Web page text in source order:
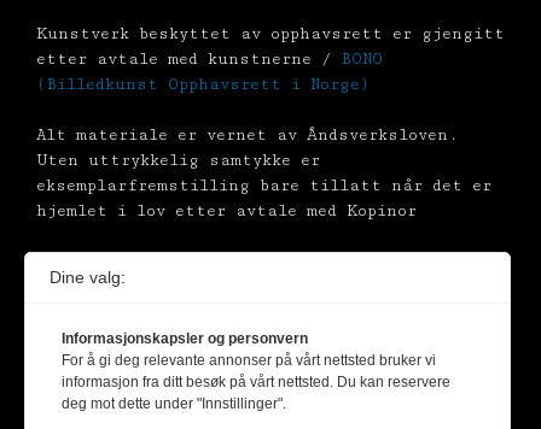
Kunstverk beskyttet av opphavsrett er gjengitt
etter avtale med kunstnerne / BONO
(Billedkunst Opphavsrett i Norge)
Alt materiale er vernet av Åndsverksloven.
Uten uttrykkelig samtykke er
eksemplarfremstilling bare tillatt når det er
hjemlet i lov etter avtale med Kopinor
Dine valg:
Informasjonskapsler og personvern
For å gi deg relevante annonser på vårt nettsted bruker vi
informasjon fra ditt besøk på vårt nettsted. Du kan reservere
deg mot dette under "Innstillinger".